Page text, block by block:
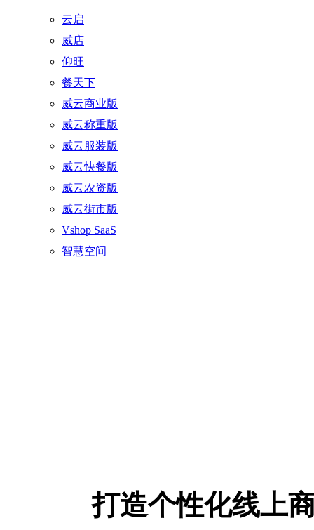
云启
威店
仰旺
餐天下
威云商业版
威云称重版
威云服装版
威云快餐版
威云农资版
威云街市版
Vshop SaaS
智慧空间
打造个性化线上